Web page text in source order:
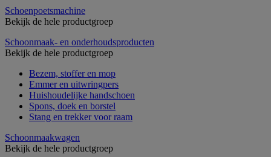
Schoenpoetsmachine
Bekijk de hele productgroep
Schoonmaak- en onderhoudsproducten
Bekijk de hele productgroep
Bezem, stoffer en mop
Emmer en uitwringpers
Huishoudelijke handschoen
Spons, doek en borstel
Stang en trekker voor raam
Schoonmaakwagen
Bekijk de hele productgroep